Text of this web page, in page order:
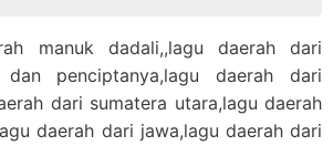
manuk dadali,,lagu daerah dari
dan penciptanya,lagu daerah dari
dari sumatera utara,lagu daerah
daerah dari jawa,lagu daerah dari